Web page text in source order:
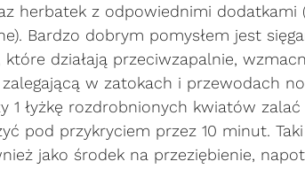
herbatek z odpowiednimi dodatkami
Bardzo dobrym pomysłem jest
działają przeciwzapalnie,
w zatokach i przewodach
1 łyżkę rozdrobnionych kwiatów zalać
pod przykryciem przez 10 minut.
jako środek na przeziębienie,